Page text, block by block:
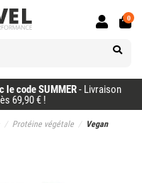
le code SUMMER- Livraison
69,90 € !
0
Protéine végétale
Vegan